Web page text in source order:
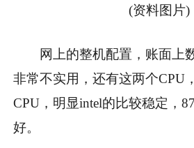
(资料图片)
网上的整机配置，账面上
非常不实用，还有这两个CPU
CPU，明显intel的比较稳定，
好。